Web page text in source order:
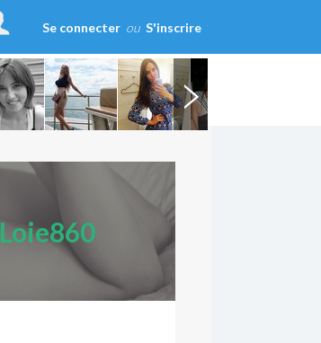
Se connecter ou S'inscrire
Loie860